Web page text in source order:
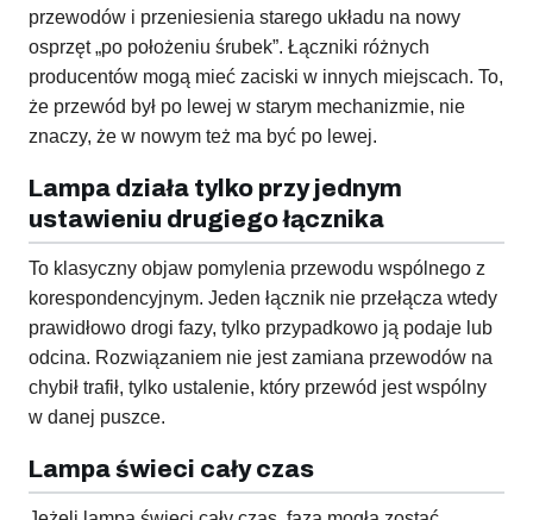
przewodów i przeniesienia starego układu na nowy
osprzęt „po położeniu śrubek”. Łączniki różnych
producentów mogą mieć zaciski w innych miejscach. To,
że przewód był po lewej w starym mechanizmie, nie
znaczy, że w nowym też ma być po lewej.
Lampa działa tylko przy jednym
ustawieniu drugiego łącznika
To klasyczny objaw pomylenia przewodu wspólnego z
korespondencyjnym. Jeden łącznik nie przełącza wtedy
prawidłowo drogi fazy, tylko przypadkowo ją podaje lub
odcina. Rozwiązaniem nie jest zamiana przewodów na
chybił trafił, tylko ustalenie, który przewód jest wspólny
w danej puszce.
Lampa świeci cały czas